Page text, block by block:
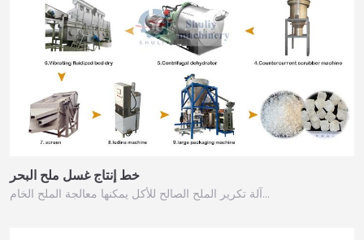
خط إنتاج غسل ملح البحر
آلة تكرير الملح الصالح للأكل يمكنها معالجة الملح الخام…